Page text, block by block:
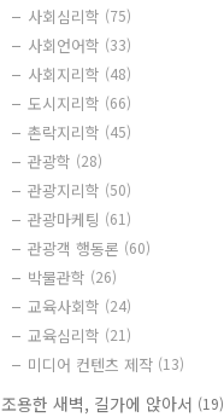
사회심리학 (75)
사회언어학 (33)
사회지리학 (48)
도시지리학 (66)
촌락지리학 (45)
관광학 (28)
관광지리학 (50)
관광마케팅 (61)
관광객 행동론 (60)
박물관학 (26)
교육사회학 (24)
교육심리학 (21)
미디어 컨텐츠 제작 (13)
조용한 새벽, 길가에 앉아서 (19)